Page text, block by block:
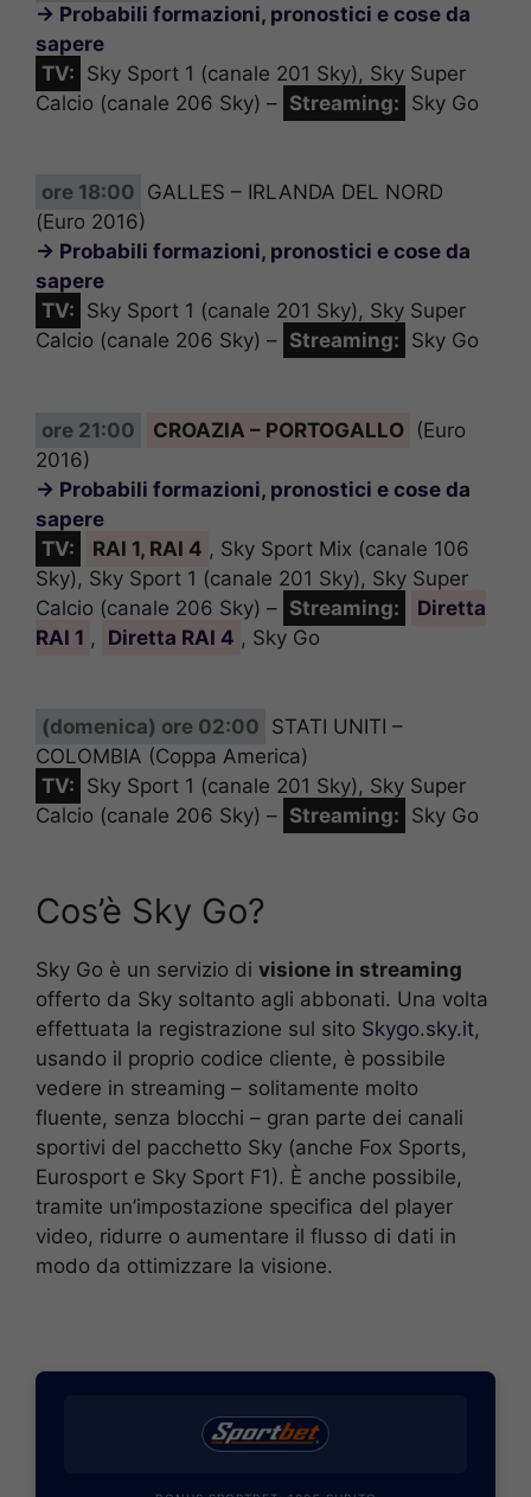
→ Probabili formazioni, pronostici e cose da
sapere
TV: Sky Sport 1 (canale 201 Sky), Sky Super
Calcio (canale 206 Sky) – Streaming: Sky Go
ore 18:00 GALLES – IRLANDA DEL NORD
(Euro 2016)
→ Probabili formazioni, pronostici e cose da
sapere
TV: Sky Sport 1 (canale 201 Sky), Sky Super
Calcio (canale 206 Sky) – Streaming: Sky Go
ore 21:00 CROAZIA – PORTOGALLO (Euro
2016)
→ Probabili formazioni, pronostici e cose da
sapere
TV:
RAI 1, RAI 4 , Sky Sport Mix (canale 106
Sky), Sky Sport 1 (canale 201 Sky), Sky Super
Calcio (canale 206 Sky) – Streaming:
Diretta
RAI 1 , Diretta RAI 4 , Sky Go
(domenica) ore 02:00 STATI UNITI –
COLOMBIA (Coppa America)
TV: Sky Sport 1 (canale 201 Sky), Sky Super
Calcio (canale 206 Sky) – Streaming: Sky Go
Cos’è Sky Go?
Sky Go è un servizio di visione in streaming
offerto da Sky soltanto agli abbonati. Una volta
effettuata la registrazione sul sito Skygo.sky.it,
usando il proprio codice cliente, è possibile
vedere in streaming – solitamente molto
fluente, senza blocchi – gran parte dei canali
sportivi del pacchetto Sky (anche Fox Sports,
Eurosport e Sky Sport F1). È anche possibile,
tramite un’impostazione specifica del player
video, ridurre o aumentare il flusso di dati in
modo da ottimizzare la visione.